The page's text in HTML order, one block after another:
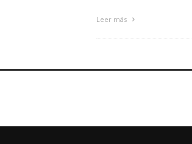
Leer más